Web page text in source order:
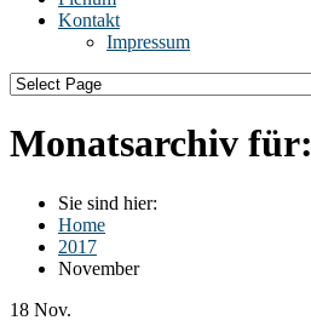
Kontakt
Impressum
Monatsarchiv für:
Sie sind hier:
Home
2017
November
18 Nov.